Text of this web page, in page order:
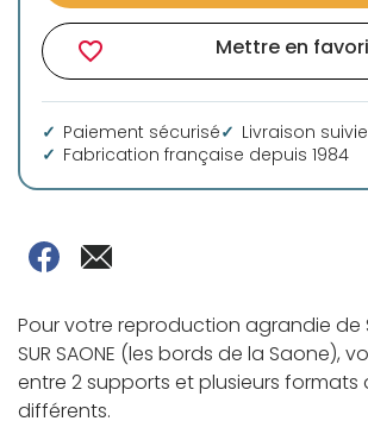
favorite_border Mettre en
Paiement sécurisé
Livraison suivie
Fabrication française depuis 1984
Pour votre reproduction agrandie de
SUR SAONE (les bords de la Saone),
entre 2 supports et plusieurs formats
différents.